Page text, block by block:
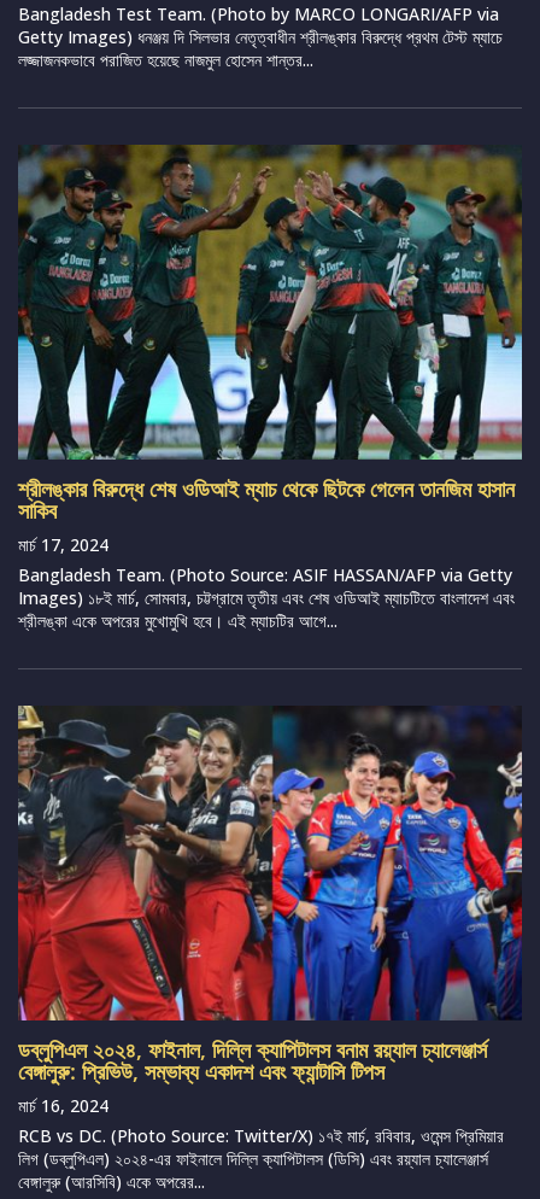
Bangladesh Test Team. (Photo by MARCO LONGARI/AFP via
Getty Images) ধনঞ্জয় দি সিলভার নেতৃত্বাধীন শ্রীলঙ্কার বিরুদ্ধে প্রথম টেস্ট ম্যাচে
লজ্জাজনকভাবে পরাজিত হয়েছে নাজমুল হোসেন শান্তর...
শ্রীলঙ্কার বিরুদ্ধে শেষ ওডিআই ম্যাচ থেকে ছিটকে গেলেন তানজিম হাসান
সাকিব
মার্চ 17, 2024
Bangladesh Team. (Photo Source: ASIF HASSAN/AFP via Getty
Images) ১৮ই মার্চ, সোমবার, চট্টগ্রামে তৃতীয় এবং শেষ ওডিআই ম্যাচটিতে বাংলাদেশ এবং
শ্রীলঙ্কা একে অপরের মুখোমুখি হবে। এই ম্যাচটির আগে...
ডব্লুপিএল ২০২৪, ফাইনাল, দিল্লি ক্যাপিটালস বনাম রয়্যাল চ্যালেঞ্জার্স
বেঙ্গালুরু: প্রিভিউ, সম্ভাব্য একাদশ এবং ফ্যান্টাসি টিপস
মার্চ 16, 2024
RCB vs DC. (Photo Source: Twitter/X) ১৭ই মার্চ, রবিবার, ওমেন্স প্রিমিয়ার
লিগ (ডব্লুপিএল) ২০২৪-এর ফাইনালে দিল্লি ক্যাপিটালস (ডিসি) এবং রয়্যাল চ্যালেঞ্জার্স
বেঙ্গালুরু (আরসিবি) একে অপরের...